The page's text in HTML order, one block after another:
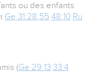
ou des enfants
Ge 31:28,55 48:10 Ru
(Ge 29:13 33:4